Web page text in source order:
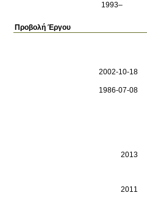
1993–
Προβολή Έργου
2002-10-18
1986-07-08
2013
2011